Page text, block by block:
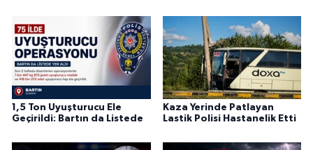
1,5 Ton Uyuşturucu Ele
Geçirildi: Bartın da Listede
Kaza Yerinde Patlayan
Lastik Polisi Hastanelik Etti